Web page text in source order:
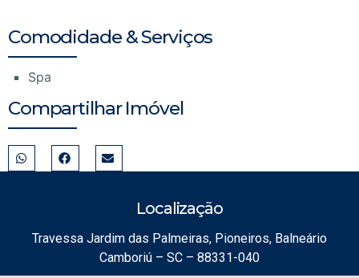
Comodidade & Serviços
Spa
Compartilhar Imóvel
Localização
Travessa Jardim das Palmeiras, Pioneiros, Balneário
Camboriú – SC – 88331-040